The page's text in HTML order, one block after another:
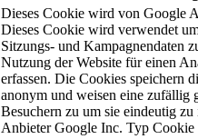
Dieses Cookie wird von Google
Dieses Cookie wird verwendet
Sitzungs- und Kampagnendaten
Nutzung der Website für einen
erfassen. Die Cookies speichern
anonym und weisen eine zufällig
Besuchern zu um sie eindeutig
Anbieter Google Inc. Typ Cookie